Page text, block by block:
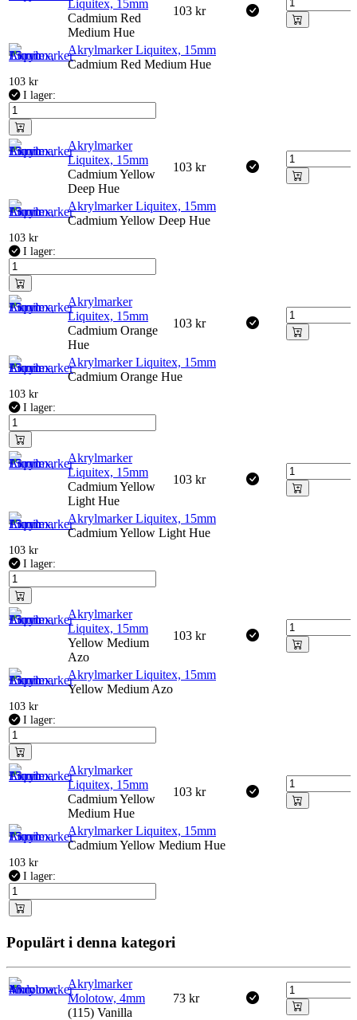
Liquitex, 15mm
Cadmium Red
Medium Hue
103 kr
Akrylmarker Liquitex, 15mm
Cadmium Red Medium Hue
103 kr
I lager:
Akrylmarker
Liquitex, 15mm
Cadmium Yellow
Deep Hue
103 kr
Akrylmarker Liquitex, 15mm
Cadmium Yellow Deep Hue
103 kr
I lager:
Akrylmarker
Liquitex, 15mm
Cadmium Orange
Hue
103 kr
Akrylmarker Liquitex, 15mm
Cadmium Orange Hue
103 kr
I lager:
Akrylmarker
Liquitex, 15mm
Cadmium Yellow
Light Hue
103 kr
Akrylmarker Liquitex, 15mm
Cadmium Yellow Light Hue
103 kr
I lager:
Akrylmarker
Liquitex, 15mm
Yellow Medium
Azo
103 kr
Akrylmarker Liquitex, 15mm
Yellow Medium Azo
103 kr
I lager:
Akrylmarker
Liquitex, 15mm
Cadmium Yellow
Medium Hue
103 kr
Akrylmarker Liquitex, 15mm
Cadmium Yellow Medium Hue
103 kr
I lager:
Populärt i denna kategori
Akrylmarker
Molotow, 4mm
(115) Vanilla
73 kr